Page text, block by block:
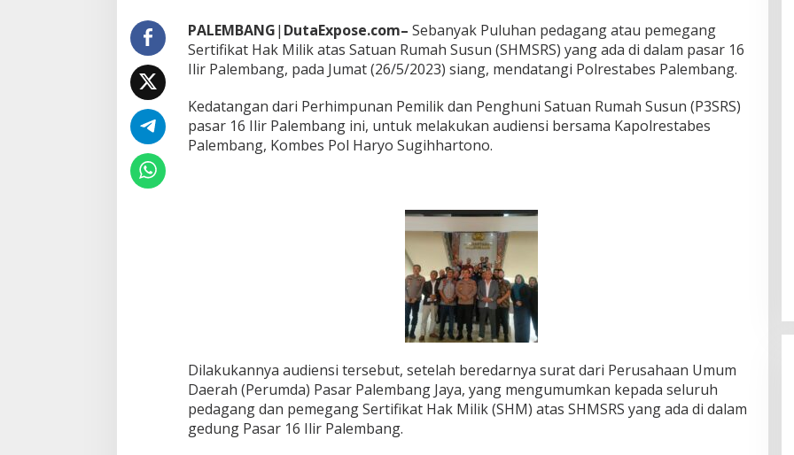
d
i
e
n
i
D
e
n
b
e
s
P
a
PALEMBANG| DutaExpose.com– Sebanyak Puluhan pedagang atau pemegang
Sertifikat Hak Milik atas Satuan Rumah Susun (SHMSRS) yang ada di dalam pasar 16
Ilir Palembang, pada Jumat (26/5/2023) siang, mendatangi Polrestabes Palembang.
Kedatangan dari Perhimpunan Pemilik dan Penghuni Satuan Rumah Susun (P3SRS)
pasar 16 Ilir Palembang ini, untuk melakukan audiensi bersama Kapolrestabes
Palembang, Kombes Pol Haryo Sugihhartono.
Dilakukannya audiensi tersebut, setelah beredarnya surat dari Perusahaan Umum
Daerah (Perumda) Pasar Palembang Jaya, yang mengumumkan kepada seluruh
pedagang dan pemegang Sertifikat Hak Milik (SHM) atas SHMSRS yang ada di dalam
gedung Pasar 16 Ilir Palembang.